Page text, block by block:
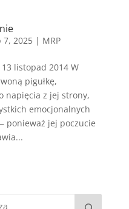
7, 2025| MRP
listopad 2014 W
pigułkę,
napięcia z jej strony,
emocjonalnych
jej poczucie